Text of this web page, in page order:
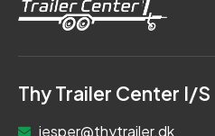
Thy Trailer Center I/S
jesper@thytrailer.dk